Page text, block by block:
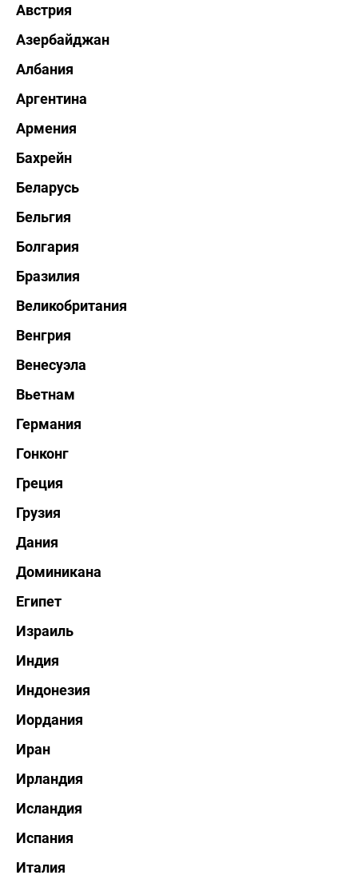
Австрия
Азербайджан
Албания
Аргентина
Армения
Бахрейн
Беларусь
Бельгия
Болгария
Бразилия
Великобритания
Венгрия
Венесуэла
Вьетнам
Германия
Гонконг
Греция
Грузия
Дания
Доминикана
Египет
Израиль
Индия
Индонезия
Иордания
Иран
Ирландия
Исландия
Испания
Италия